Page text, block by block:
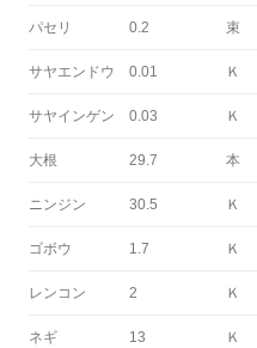
パセリ 0.2 束
サヤエンドウ 0.01 Ｋ
サヤインゲン 0.03 Ｋ
大根 29.7 本
ニンジン 30.5 Ｋ
ゴボウ 1.7 Ｋ
レンコン 2 Ｋ
ネギ 13 Ｋ